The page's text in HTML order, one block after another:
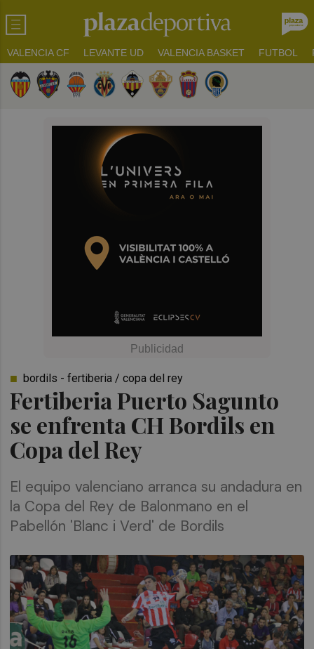
VALENCIA CF LEVANTE UD VALENCIA BASKET FUTBOL
Fertiberia Puerto Sagunto
se enfrenta CH Bordils en
Copa del Rey
bordils - fertiberia / copa del rey
El equipo valenciano arranca su andadura en
la Copa del Rey de Balonmano en el
Pabellón 'Blanc i Verd' de Bordils